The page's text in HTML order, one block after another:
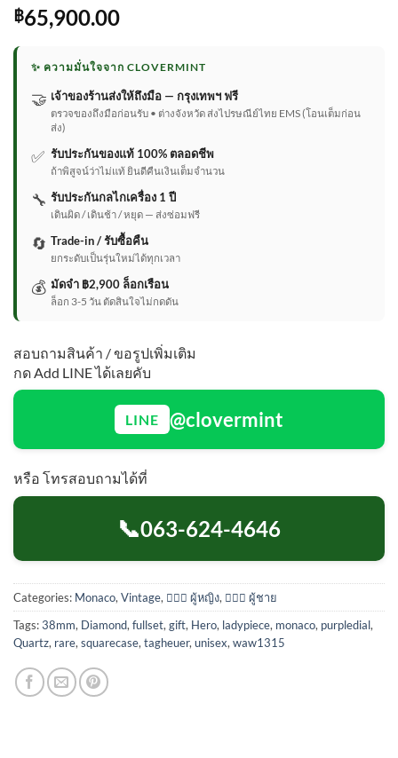
฿65,900.00
✨ ความมั่นใจจาก CLOVERMINT
🤝 เจ้าของร้านส่งให้ถึงมือ — กรุงเทพฯ ฟรี
ตรวจของถึงมือก่อนรับ • ต่างจังหวัด ส่งไปรษณีย์ไทย EMS (โอนเต็มก่อน
ส่ง)
✅ รับประกันของแท้ 100% ตลอดชีพ
ถ้าพิสูจน์ว่าไม่แท้ ยินดีคืนเงินเต็มจำนวน
🔧 รับประกันกลไกเครื่อง 1 ปี
เดินผิด / เดินช้า / หยุด — ส่งซ่อมฟรี
🔄 Trade-in / รับซื้อคืน
ยกระดับเป็นรุ่นใหม่ได้ทุกเวลา
💰 มัดจำ ฿2,900 ล็อกเรือน
ล็อก 3-5 วัน ตัดสินใจไม่กดดัน
สอบถามสินค้า / ขอรูปเพิ่มเติม
กด Add LINE ได้เลยคับ
LINE @clovermint
หรือ โทรสอบถามได้ที่
📞063-624-4646
Categories: Monaco,Vintage, 💁🏻‍♀️ ผู้หญิง, 🙋🏻‍♂️ ผู้ชาย
Tags:38mm, Diamond,fullset,gift, Hero, ladypiece, monaco, purpledial,
Quartz, rare,squarecase,tagheuer,unisex,waw1315